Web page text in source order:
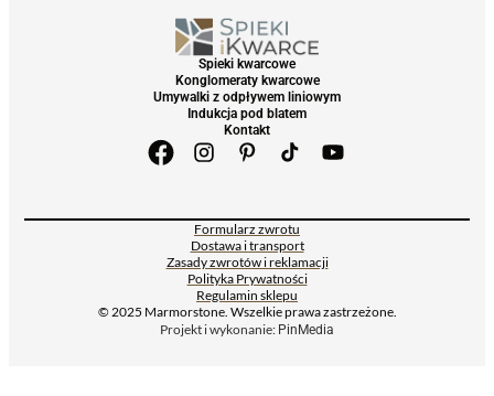
Spieki kwarcowe
Konglomeraty kwarcowe
Umywalki z odpływem liniowym
Indukcja pod blatem
Kontakt
© 2025 Marmorstone. Wszelkie prawa zastrzeżone.
Regulamin sklepu
Polityka Prywatności
Zasady zwrotów i reklamacji
Dostawa i transport
Formularz zwrotu
Projekt i wykonanie: PinMedia